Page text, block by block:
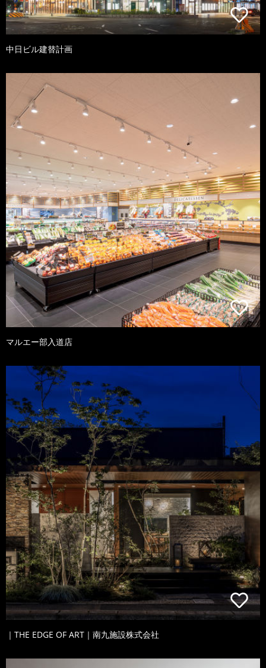
中日ビル建替計画
マルエー部入道店
｜THE EDGE OF ART｜南九施設株式会社